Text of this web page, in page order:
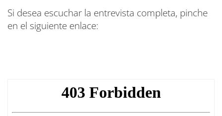
Si desea escuchar la entrevista completa, pinche
en el siguiente enlace: